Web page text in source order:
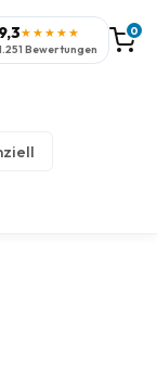
9,3★★★★★
Bewertungen
0